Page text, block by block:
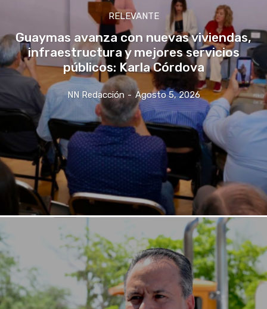
RELEVANTE
Guaymas avanza con nuevas viviendas,
infraestructura y mejores servicios
públicos: Karla Córdova
NN Redacción - Agosto 5, 2026